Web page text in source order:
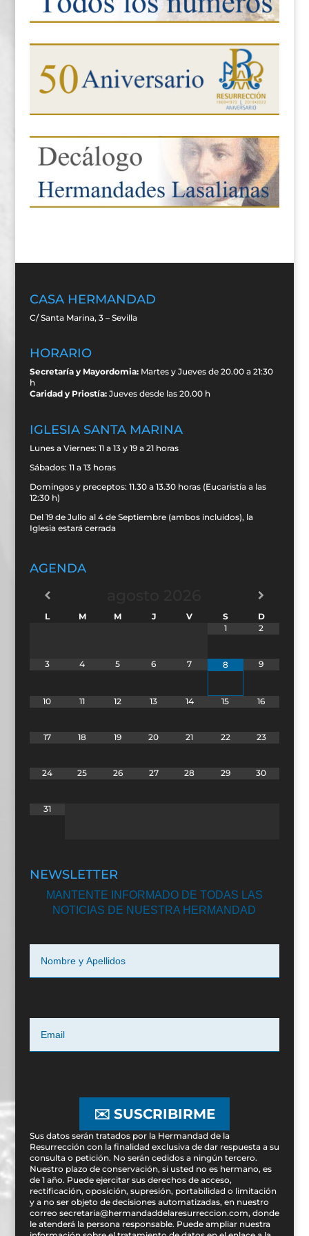
CASA HERMANDAD
C/ Santa Marina, 3 – Sevilla
HORARIO
Secretaría y Mayordomia:Martes y Jueves de 20.00 a 21:30
h
Caridad y Priostía:Jueves desde las 20.00 h
IGLESIA SANTA MARINA
Lunes a Viernes: 11 a 13 y 19 a 21 horas
Sábados: 11 a 13 horas
Domingos y preceptos: 11.30 a 13.30 horas (Eucaristía a las
12:30 h)
Del 19 de Julio al 4 de Septiembre (ambos incluidos), la
Iglesia estará cerrada
AGENDA
L M M J V S
D
1
2
3 4 5 6 7 8 9
10 11 12 13 14 15 16
17 18 19 20 21 22 23
24 25 26 27 28 29 30
31
NEWSLETTER
MANTENTE INFORMADO DE TODAS LAS
NOTICIAS DE NUESTRA HERMANDAD
✉️ SUSCRIBIRME
Sus datos serán tratados por la Hermandad de la
Resurrección con la finalidad exclusiva de dar respuesta a su
consulta o petición. No serán cedidos a ningún tercero.
Nuestro plazo de conservación, si usted no es hermano, es
de 1 año. Puede ejercitar sus derechos de acceso,
rectificación, oposición, supresión, portabilidad o limitación
y a no ser objeto de decisiones automatizadas, en nuestro
correo secretaria@hermandaddelaresurreccion.com, donde
le atenderá la persona responsable. Puede ampliar nuestra